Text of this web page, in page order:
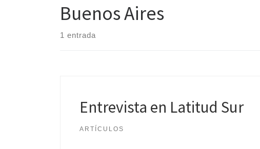
Buenos Aires
1 entrada
Entrevista en Latitud Sur
ARTÍCULOS